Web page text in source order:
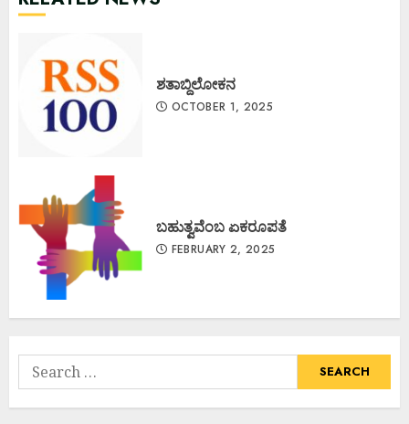
ಶತಾಬ್ದಿಲೋಕನ
OCTOBER 1, 2025
ಬಹುತ್ವವೆಂಬ ಏಕರೂಪತೆ
FEBRUARY 2, 2025
Search
for: